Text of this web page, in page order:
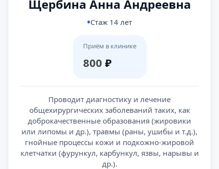
Щербина Анна Андреевна
Стаж 14 лет
Приём в клинике
800 ₽
Проводит диагностику и лечение
общехирургических заболеваний таких, как
доброкачественные образования (жировики
или липомы и др.), травмы (раны, ушибы и т.д.),
гнойные процессы кожи и подкожно-жировой
клетчатки (фурункул, карбункул, язвы, нарывы и
др.).